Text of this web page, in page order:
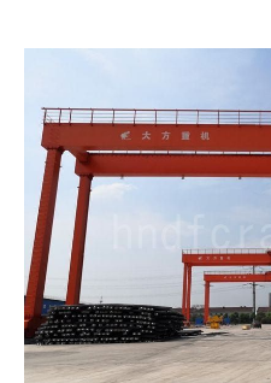
Čeština
Kiswahili
Dansk
Norsk
O‘zbekcha